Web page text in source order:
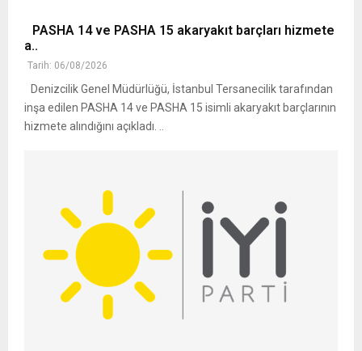
PASHA 14 ve PASHA 15 akaryakıt barçları hizmete
a..
Tarih: 06/08/2026
Denizcilik Genel Müdürlüğü, İstanbul Tersanecilik tarafından
inşa edilen PASHA 14 ve PASHA 15 isimli akaryakıt barçlarının
hizmete alındığını açıkladı. ..